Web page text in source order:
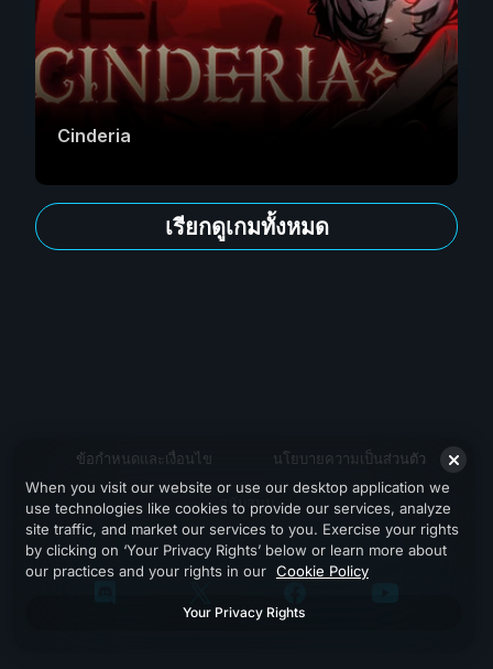
Cinderia
เรียกดูเกมทั้งหมด
ข้อกำหนดและเงื่อนไข นโยบายความเป็นส่วนตัว
สนับสนุน
When you visit our website or use our desktop application we
use technologies like cookies to provide our services, analyze
site traffic, and market our services to you. Exercise your rights
by clicking on ‘Your Privacy Rights’ below or learn more about
our practices and your rights in our Cookie Policy
Your Privacy Rights